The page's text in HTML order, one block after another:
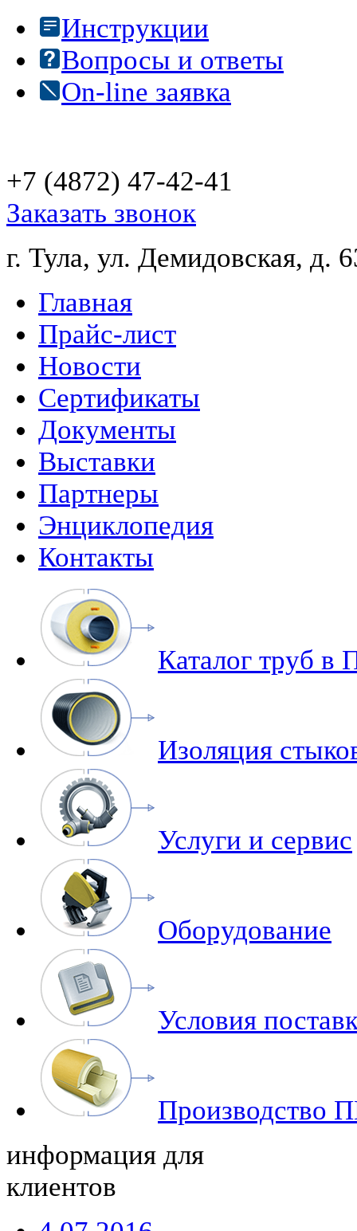
Инструкции
Вопросы и ответы
On-line заявка
+7 (4872) 47-42-41
Заказать звонок
г. Тула, ул. Демидовская, д.
Главная
Прайс-лист
Новости
Сертификаты
Документы
Выставки
Партнеры
Энциклопедия
Контакты
Каталог труб в
Изоляция
Услуги и сервис
Оборудование
Условия
Производство
информация для
клиентов